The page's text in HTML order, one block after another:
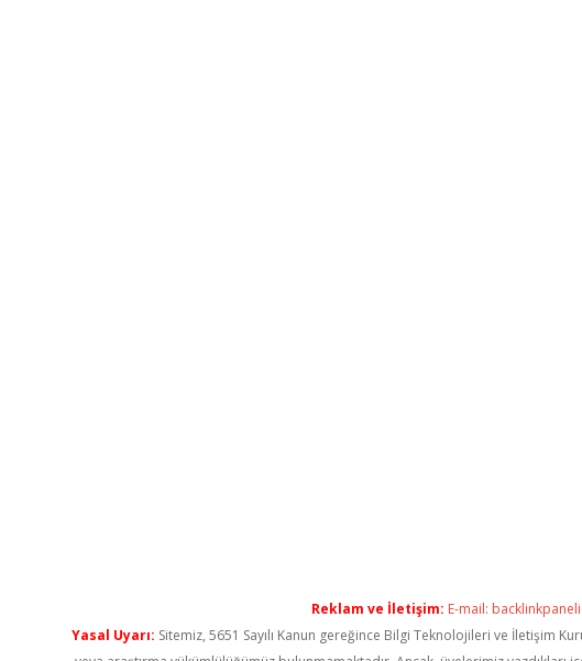
Reklam ve İletişim: E-mail:
Yasal Uyarı: Sitemiz, 5651 Sayılı Kanun gereğince Bilgi Teknolojileri ve İletişim